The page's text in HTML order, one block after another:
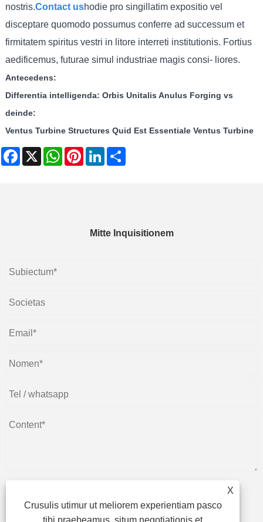
nostris.Contact ushodie pro singillatim expositio vel
disceptare quomodo possumus conferre ad successum et
firmitatem spiritus vestri in litore interreti institutionis. Fortius
aedificemus, futurae simul industriae magis consi- liores.
Antecedens:
Differentia intelligenda: Orbis Unitalis Anulus Forging vs
deinde:
Ventus Turbine Structures Quid Est Essentiale Ventus Turbine
Facebook
X WhatsAppPinterestLinkedIn
Mitte Inquisitionem
submittere
X
Crusulis utimur ut meliorem experientiam pasco
tibi praebeamus, situm negotiationis et